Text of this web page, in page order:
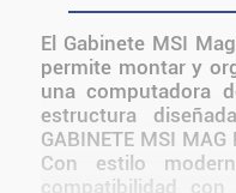
El Gabinete MSI
permite montar y
una computadora
estructura
GABINETE MSI
Con estilo
compatibilidad con